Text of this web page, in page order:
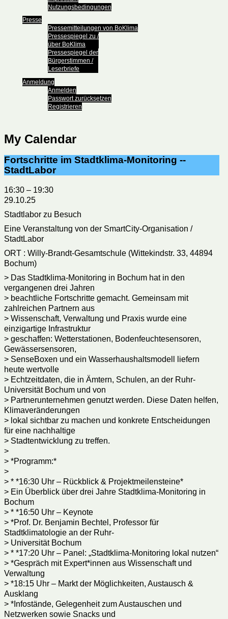
Nutzungsbedingungen
Presse
Pressemitteilungen von BoKlima
Pressespiegel zu /
über BoKlima
Pressespiegel der
Bürgerstimmen /
Leserbriefe
Anmeldung
Anmelden
Passwort zurücksetzen
Registrieren
My Calendar
Fortschritte im Stadtklima-Monitoring --
StadtLabor
16:30 – 19:30
29.10.25
Stadtlabor zu Besuch
Eine Veranstaltung von der SmartCity-Organisation /
StadtLabor
ORT : Willy-Brandt-Gesamtschule (Wittekindstr. 33, 44894
Bochum)
> Das Stadtklima-Monitoring in Bochum hat in den
vergangenen drei Jahren
> beachtliche Fortschritte gemacht. Gemeinsam mit
zahlreichen Partnern aus
> Wissenschaft, Verwaltung und Praxis wurde eine
einzigartige Infrastruktur
> geschaffen: Wetterstationen, Bodenfeuchtesensoren,
Gewässersensoren,
> SenseBoxen und ein Wasserhaushaltsmodell liefern
heute wertvolle
> Echtzeitdaten, die in Ämtern, Schulen, an der Ruhr-
Universität Bochum und von
> Partnerunternehmen genutzt werden. Diese Daten helfen,
Klimaveränderungen
> lokal sichtbar zu machen und konkrete Entscheidungen
für eine nachhaltige
> Stadtentwicklung zu treffen.
>
> *Programm:*
>
> * *16:30 Uhr – Rückblick & Projektmeilensteine*
> Ein Überblick über drei Jahre Stadtklima-Monitoring in
Bochum
> * *16:50 Uhr – Keynote
> *Prof. Dr. Benjamin Bechtel, Professor für
Stadtklimatologie an der Ruhr-
> Universität Bochum
> * *17:20 Uhr – Panel: „Stadtklima-Monitoring lokal nutzen“
> *Gespräch mit Expert*innen aus Wissenschaft und
Verwaltung
> *18:15 Uhr – Markt der Möglichkeiten, Austausch &
Ausklang
> *Infostände, Gelegenheit zum Austauschen und
Netzwerken sowie Snacks und